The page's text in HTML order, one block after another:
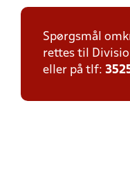
Spørgsmål
rettes til
eller på tlf: